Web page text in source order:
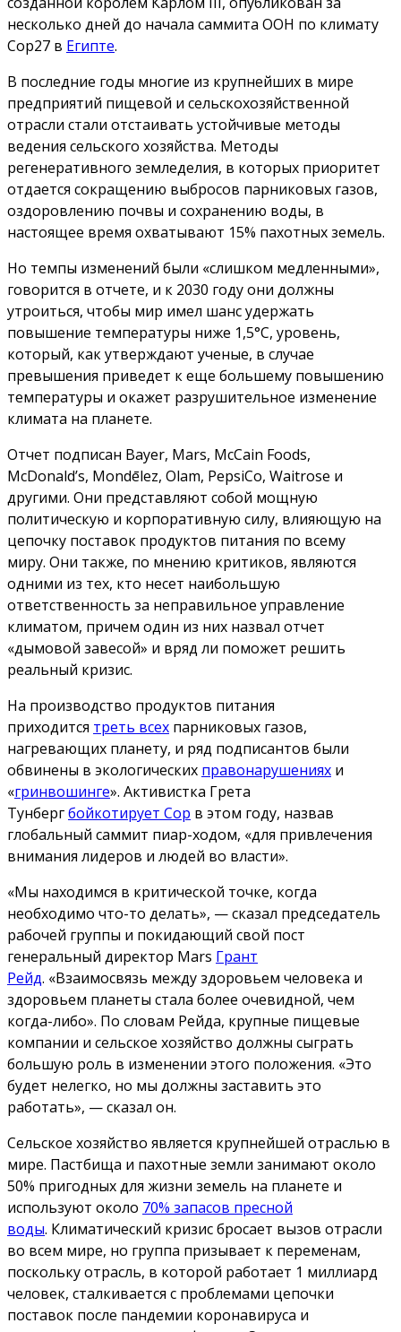
несколько дней до начала саммита ООН по климату
Cop27 в Египте.
В последние годы многие из крупнейших в мире
предприятий пищевой и сельскохозяйственной
отрасли стали отстаивать устойчивые методы
ведения сельского хозяйства. Методы
регенеративного земледелия, в которых приоритет
отдается сокращению выбросов парниковых газов,
оздоровлению почвы и сохранению воды, в
настоящее время охватывают 15% пахотных земель.
Но темпы изменений были «слишком медленными»,
говорится в отчете, и к 2030 году они должны
утроиться, чтобы мир имел шанс удержать
повышение температуры ниже 1,5°C, уровень,
который, как утверждают ученые, в случае
превышения приведет к еще большему повышению
температуры и окажет разрушительное изменение
климата на планете.
Отчет подписан Bayer, Mars, McCain Foods,
McDonald’s, Mondēlez, Olam, PepsiCo, Waitrose и
другими. Они представляют собой мощную
политическую и корпоративную силу, влияющую на
цепочку поставок продуктов питания по всему
миру. Они также, по мнению критиков, являются
одними из тех, кто несет наибольшую
ответственность за неправильное управление
климатом, причем один из них назвал отчет
«дымовой завесой» и вряд ли поможет решить
реальный кризис.
На производство продуктов питания
приходится треть всех парниковых газов,
нагревающих планету, и ряд подписантов были
обвинены в экологических правонарушениях и
«гринвошинге». Активистка Грета
Тунбергбойкотирует Cop в этом году, назвав
глобальный саммит пиар-ходом, «для привлечения
внимания лидеров и людей во власти».
«Мы находимся в критической точке, когда
необходимо что-то делать», — сказал председатель
рабочей группы и покидающий свой пост
генеральный директор Mars Грант
Рейд. «Взаимосвязь между здоровьем человека и
здоровьем планеты стала более очевидной, чем
когда-либо». По словам Рейда, крупные пищевые
компании и сельское хозяйство должны сыграть
большую роль в изменении этого положения. «Это
будет нелегко, но мы должны заставить это
работать», — сказал он.
Сельское хозяйство является крупнейшей отраслью в
мире. Пастбища и пахотные земли занимают около
50% пригодных для жизни земель на планете и
используют около 70% запасов пресной
воды. Климатический кризис бросает вызов отрасли
во всем мире, но группа призывает к переменам,
поскольку отрасль, в которой работает 1 миллиард
человек, сталкивается с проблемами цепочки
поставок после пандемии коронавируса и